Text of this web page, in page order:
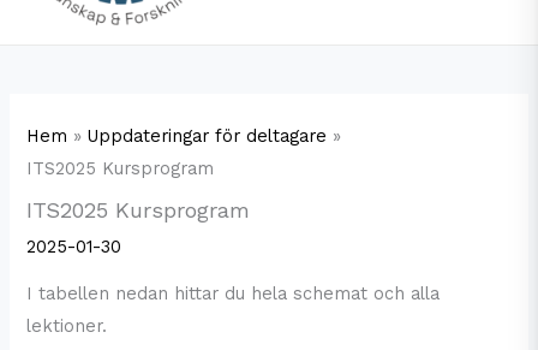
Hem
Uppdateringar för deltagare
ITS2025 Kursprogram
ITS2025 Kursprogram
2025-01-30
I tabellen nedan hittar du hela schemat och alla
lektioner.